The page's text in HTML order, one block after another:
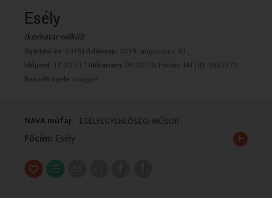
Esély
(korhatár nélkül)
Gyártási év: 2019| Adásnap: 2019. augusztus 31.
Időpont: 10:33:51 | Időtartam: 00:23:10| Forrás: M1| ID: 3552773
Beszélt nyelv: magyar
NAVA műfaj: ESÉLYEGYENLŐSÉGI MŰSOR
Főcím: Esély +